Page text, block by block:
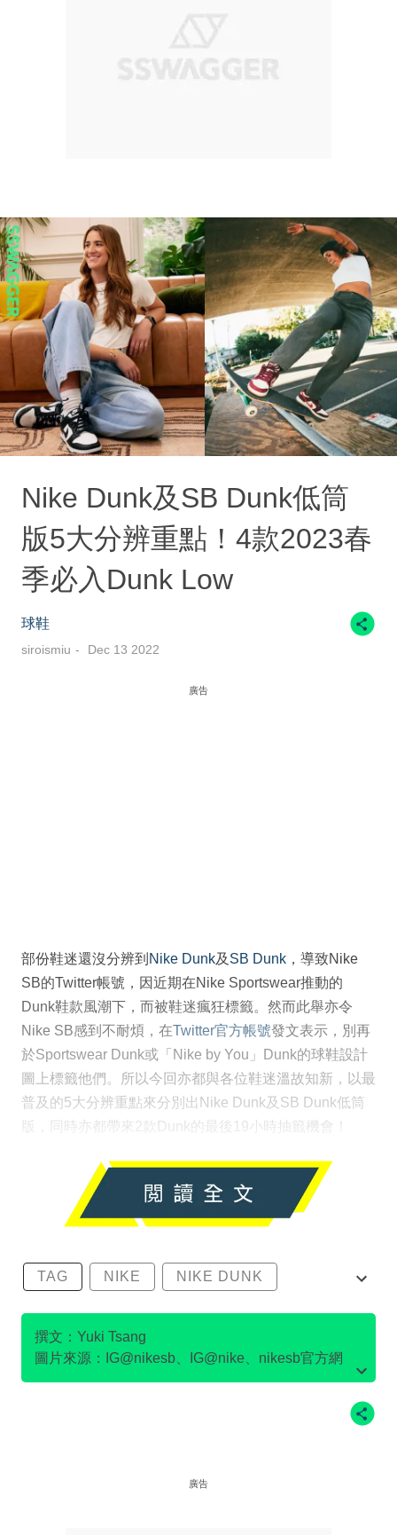
Nike Dunk及SB Dunk低筒
版5大分辨重點！4款2023春
季必入Dunk Low
球鞋
siroismiu Dec 13 2022
廣告
部份鞋迷還沒分辨到 Nike Dunk及 SB Dunk ，導致Nike
SB的Twitter帳號，因近期在Nike Sportswear推動的
Dunk鞋款風潮下，而被鞋迷瘋狂標籤。然而此舉亦令
Nike SB感到不耐煩，在Twitter官方帳號發文表示，別再
於Sportswear Dunk或「Nike by You」Dunk的球鞋設計
圖上標籤他們。所以今回亦都與各位鞋迷溫故知新，以最
普及的5大分辨重點來分別出Nike Dunk及SB Dunk低筒
版，同時亦都帶來2款Dunk的最後19小時抽籤機會！
TAG NIKE NIKE DUNK
SB DUNK
撰文：Yuki Tsang
圖片來源：IG@nikesb、IG@nike、nikesb官方網
站、Twitter@nikesb截圖、nike官方網站、
廣告